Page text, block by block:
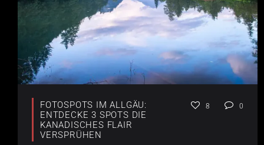
FOTOSPOTS IM ALLGÄU:
ENTDECKE 3 SPOTS DIE
KANADISCHES FLAIR
VERSPRÜHEN
8 0